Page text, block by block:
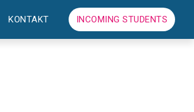
KONTAKT INCOMING STUDENTS